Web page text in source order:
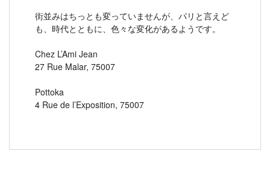
街並みはちっとも変っていませんが、パリと言えど
も、時代とともに、色々な変化があるようです。
Chez L’Ami Jean
27 Rue Malar, 75007
Pottoka
4 Rue de l’Exposition, 75007